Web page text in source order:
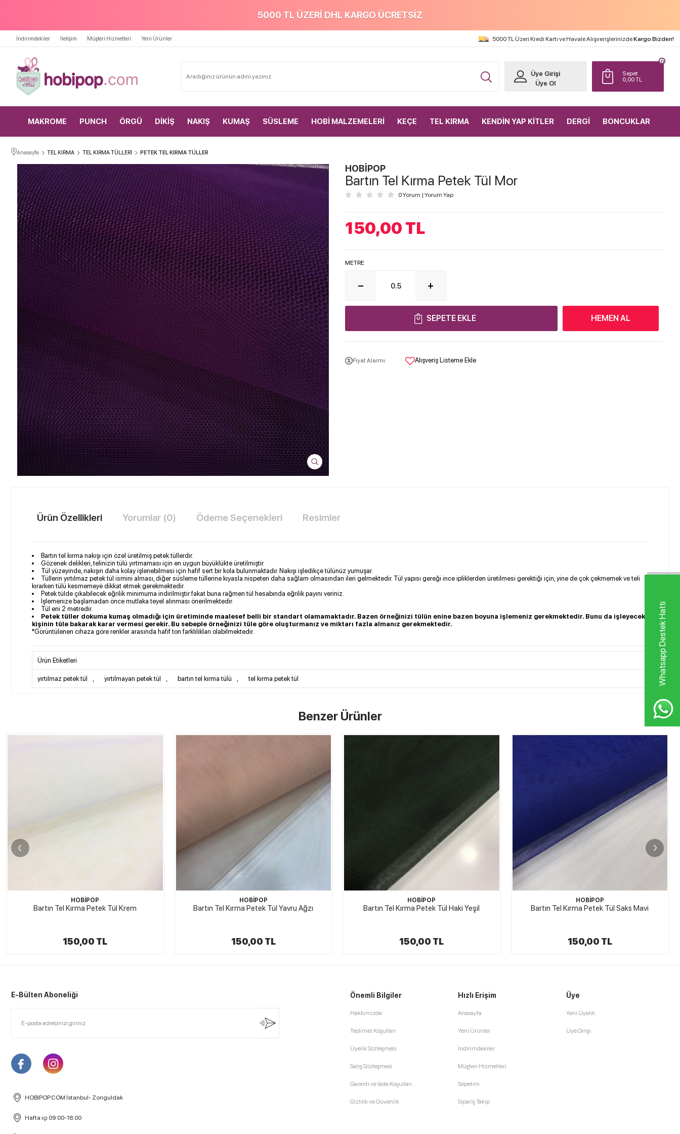
Whatsapp Destek Hattı
5000 TL ÜZERİ DHL KARGO ÜCRETSİZ
İndirimdekiler İletişim Müşteri Hizmetleri Yeni Ürünler 5000 TL Üzeri Kredi Kartı ve Havale AlışverişlerinizdeKargo Bizden!
Sepet
0,00TL
0
Üye Girişi
Üye Ol
MAKROME PUNCH ÖRGÜ DİKİŞ NAKIŞ KUMAŞ SÜSLEME HOBİ MALZEMELERİ KEÇE TEL KIRMA KENDİN YAP KİTLER DERGİ BONCUKLAR
Anasayfa TEL KIRMA TEL KIRMA TÜLLERİ PETEK TEL KIRMA TÜLLER
HOBİPOP
Bartın Tel Kırma Petek Tül Mor
0 Yorum | Yorum Yap
150,00 TL
METRE
SEPETE EKLE HEMEN AL
Fiyat Alarmı Alışveriş Listeme Ekle
Ürün Özellikleri Yorumlar (0) Ödeme Seçenekleri Resimler
​Bartın tel kırma nakışı için özel üretilmiş petek tüllerdir.
Gözenek delikleri, telinizin tülü yırtmaması için en uygun büyüklükte üretilmiştir.
Tül yüzeyinde, nakışın daha kolay işlenebilmesi için hafif sert bir kola bulunmaktadır. Nakışı işledikçe tülünüz yumuşar.
Tüllerin yırtılmaz petek tül ismini alması, diğer süsleme tüllerine kıyasla nispeten daha sağlam olmasından ileri gelmektedir. Tül yapısı gereği ince ipliklerden üretilmesi gerektiği için, yine de çok çekmemek ve teli
kırarken tülü kesmemeye dikkat etmek gerekmektedir.
Petek tülde çıkabilecek eğrilik minimuma indirilmiştir fakat buna rağmen tül hesabında eğrilik payını veriniz.
İşlemenize başlamadan önce mutlaka teyel alınması önerilmektedir.
Tül eni 2 metredir.
Petek tüller dokuma kumaş olmadığı için üretiminde maalesef belli bir standart olamamaktadır. Bazen örneğinizi tülün enine bazen boyuna işlemeniz gerekmektedir. Bunu da işleyecek
kişinin tüle bakarak karar vermesi gerekir. Bu sebeple örneğinizi tüle göre oluşturmanız ve miktarı fazla almanız gerekmektedir.
*Görüntülenen cihaza göre renkler arasında hafif ton farklılıkları olabilmektedir.
Ürün Etiketleri
yırtılmaz petek tül , yırtılmayan petek tül , bartın tel kırma tülü , tel kırma petek tül
Benzer Ürünler
HOBİPOP
Bartın Tel Kırma Petek Tül Yavru Ağzı
150,00 TL
HOBİPOP
Bartın Tel Kırma Petek Tül Haki Yeşil
150,00 TL
HOBİPOP
Bartın Tel Kırma Petek Tül Saks Mavi
150,00 TL
HOBİPOP
Namaz Başörtülük Krep Şifon Kumaş
140,00 TL
E-Bülten Aboneliği
HOBİPOP.COM İstanbul- Zonguldak
Hafta içi 09:00-18.00
Önemli Bilgiler
Hakkımızda
Teslimat Koşulları
Üyelik Sözleşmesi
Satış Sözleşmesi
Garanti ve İade Koşulları
Gizlilik ve Güvenlik
Hızlı Erişim
Anasayfa
Yeni Ürünler
İndirimdekiler
Müşteri Hizmetleri
Sepetim
Sipariş Takip
Üye
Yeni Üyelik
Üye Girişi